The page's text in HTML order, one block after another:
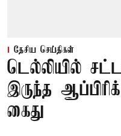
தேசிய செய்திகள்
டெல்லியில்
இருந்த
கைது